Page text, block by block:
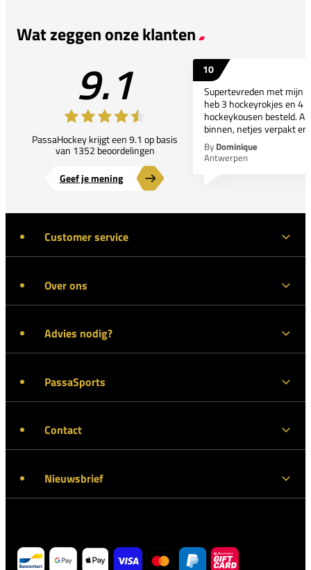
Wat zeggen onze klanten
9.1
PassaHockey krijgt een 9.1 op basis
van 1352 beoordelingen
Geef je mening
10
Supertevreden met mijn
heb 3 hockeyrokjes en 4
hockeykousen besteld.
binnen, netjes verpakt
By Dominique
Antwerpen
Customer service
Over ons
Advies nodig?
PassaSports
Contact
Nieuwsbrief